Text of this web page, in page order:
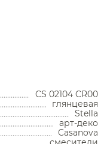
CS 02104 CR00
глянцевая
Stella
арт-деко
Casanova